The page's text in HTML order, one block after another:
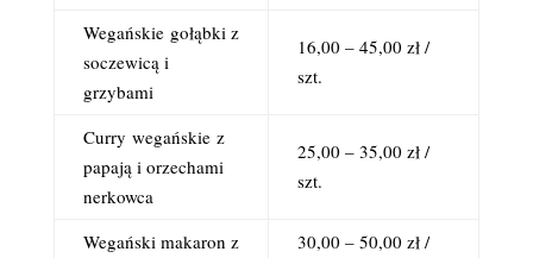
Wegańskiegołąbki z
soczewicą i
grzybami
16,00 – 45,00 zł /
szt.
Curry wegańskiez
papają i orzechami
nerkowca
25,00 – 35,00 zł /
szt.
Wegański makaron z
30,00 – 50,00 zł /